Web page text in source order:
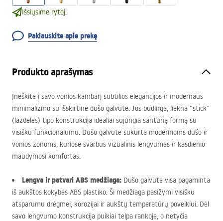
Išsiųsime rytoj.
Paklauskite apie prekę
Produkto aprašymas
Įneškite į savo vonios kambarį subtilios elegancijos ir modernaus
minimalizmo su išskirtine dušo galvute. Jos būdinga, liekna “stick”
(lazdelės) tipo konstrukcija idealiai sujungia santūrią formą su
visišku funkcionalumu. Dušo galvutė sukurta modernioms dušo ir
vonios zonoms, kuriose svarbus vizualinis lengvumas ir kasdienio
maudymosi komfortas.
Lengva ir patvari ABS medžiaga: Dušo galvutė visa pagaminta
iš aukštos kokybės ABS plastiko. Ši medžiaga pasižymi visišku
atsparumu drėgmei, korozijai ir aukštų temperatūrų poveikiui. Dėl
savo lengvumo konstrukcija puikiai telpa rankoje, o netyčia